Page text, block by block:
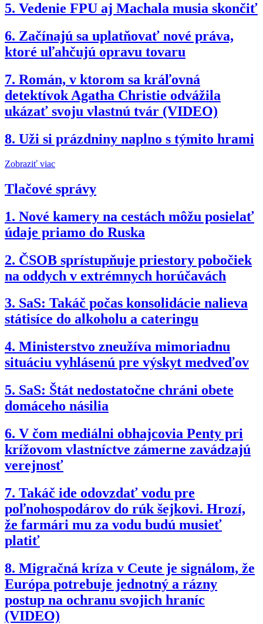
5. Vedenie FPU aj Machala musia skončiť
6. Začínajú sa uplatňovať nové práva,
ktoré uľahčujú opravu tovaru
7. Román, v ktorom sa kráľovná
detektívok Agatha Christie odvážila
ukázať svoju vlastnú tvár (VIDEO)
8. Uži si prázdniny naplno s týmito hrami
Zobraziť viac
Tlačové správy
1. Nové kamery na cestách môžu posielať
údaje priamo do Ruska
2. ČSOB sprístupňuje priestory pobočiek
na oddych v extrémnych horúčavách
3. SaS: Takáč počas konsolidácie nalieva
státisíce do alkoholu a cateringu
4. Ministerstvo zneužíva mimoriadnu
situáciu vyhlásenú pre výskyt medveďov
5. SaS: Štát nedostatočne chráni obete
domáceho násilia
6. V čom mediálni obhajcovia Penty pri
krížovom vlastníctve zámerne zavádzajú
verejnosť
7. Takáč ide odovzdať vodu pre
poľnohospodárov do rúk šejkovi. Hrozí,
že farmári mu za vodu budú musieť
platiť
8. Migračná kríza v Ceute je signálom, že
Európa potrebuje jednotný a rázny
postup na ochranu svojich hraníc
(VIDEO)